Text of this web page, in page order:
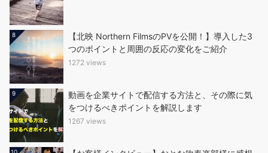
8
【北映 Northern FilmsのPVを公開！】導入した3
つのポイントと周囲の反応の変化をご紹介
1272 views
9
動画を企業サイトで配信する方法と、その際に気
をつけるべきポイントを解説します
1267 views